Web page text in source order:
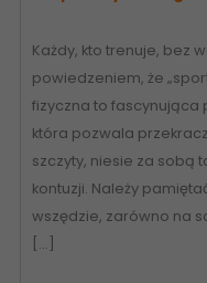
Każdy, kto trenuje, bez
powiedzeniem, że
fizyczna to
która pozwala
szczyty, niesie za sobą
kontuzji. Należy
wszędzie, zarówno na
[…]